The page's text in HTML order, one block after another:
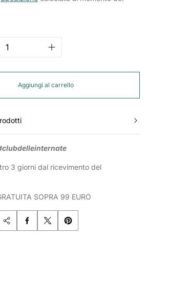
Aggiungi al carrello
3 giorni dal ricevimento del
SOPRA 99 EURO